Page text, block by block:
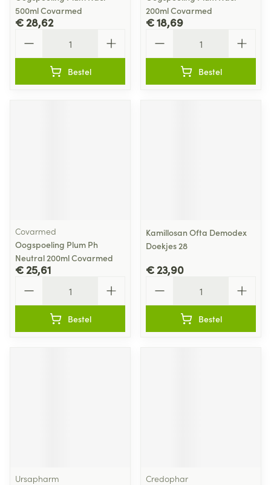
500ml Covarmed
€ 28,62
Bestel
200ml Covarmed
€ 18,69
Bestel
Covarmed
Oogspoeling Plum Ph
Neutral 200ml Covarmed
€ 25,61
Bestel
Kamillosan Ofta Demodex
Doekjes 28
€ 23,90
Bestel
Ursapharm
Credophar